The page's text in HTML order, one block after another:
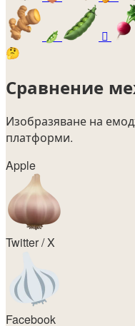
🫛 🫜
🤔
Сравнение
Изобразяване на
платформи.
Apple
Twitter / X
Facebook